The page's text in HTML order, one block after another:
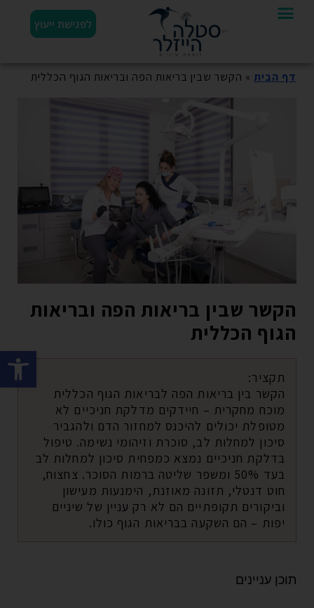
פתח
לפגישת ייעוץ
דף הבית » הקשר שבין בריאות הפה ובריאות הגוף הכללית
הקשר שבין בריאות הפה ובריאות
הגוף הכללית
תקציר:
הקשר בין בריאות הפה לבריאות הגוף הכללית
מוכח מחקרית – חיידקים מדלקת חניכיים לא
מטופלת יכולים להיכנס למחזור הדם ולהגביר
סיכון למחלות לב, סוכרת וזיהומי נשימה. טיפול
בדלקת חניכיים נמצא כמפחית סיכון למחלות לב
בעד 50% ומשפר שליטה ברמות הסוכר. צחצוח,
חוט דנטלי, תזונה מאוזנת, הימנעות מעישון
וביקורים תקופתיים הם לא רק עניין של שיניים
יפות – הם השקעה בבריאות הגוף כולו.
תוכן עניינים